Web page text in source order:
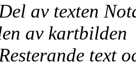
av texten
av kartbilden
text